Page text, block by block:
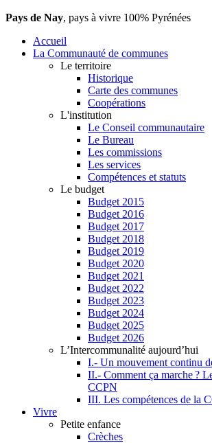
Pays de Nay, pays à vivre 100% Pyrénées
Accueil
La Communauté de communes
Le territoire
Historique
Carte des communes
Coopérations
L'institution
Le Conseil communautaire
Le Bureau
Les commissions
Les services
Compétences et statuts
Le budget
Budget 2015
Budget 2016
Budget 2017
Budget 2018
Budget 2019
Budget 2020
Budget 2021
Budget 2022
Budget 2023
Budget 2024
Budget 2025
Budget 2026
L’Intercommunalité aujourd’hui
I.- Un mouvement continu
II.- Comment ça marche ?
CCPN
III. Les compétences de la
Vivre
Petite enfance
Crèches